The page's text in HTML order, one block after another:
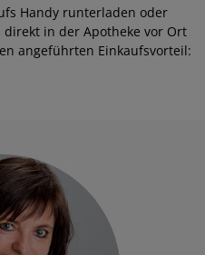
Handy runterladen oder
in der Apotheke vor Ort
angeführten Einkaufsvorteil: